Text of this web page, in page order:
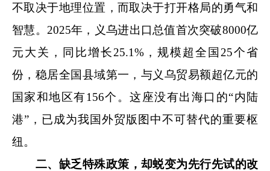
不取决于地理位置，而取决于打开格局的勇气和
智慧。 2025年，义乌进出口总值首次突破8000亿
元大关，同比增长25.1%，规模超全国25个省
份，稳居全国县域第一，与义乌贸易额超亿元的
国家和地区有156个。这座没有出海口的“内陆
港”，已成为我国外贸版图中不可替代的重要枢
纽。
二、缺乏特殊政策，却蜕变为先行先试的改